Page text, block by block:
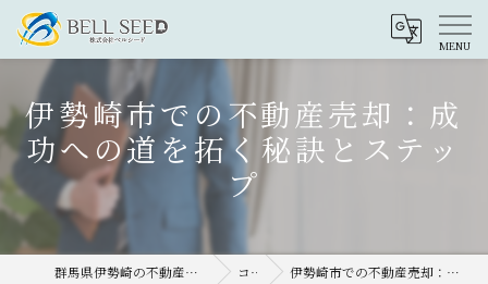
伊勢崎市での不動産売却：成
功への道を拓く秘訣とステッ
プ
群馬県伊勢崎の不動産売却なら株式会社ベルシード コラム 伊勢崎市での不動産売却：成功への道を拓く秘訣とステップ